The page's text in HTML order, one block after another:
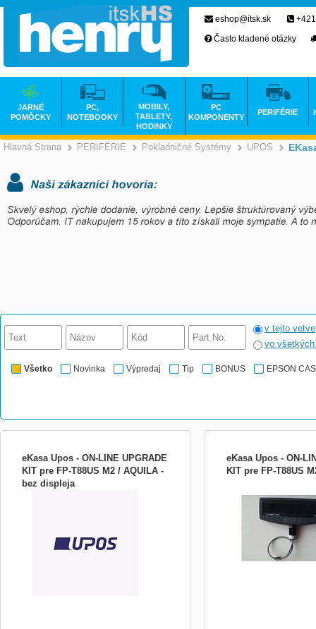
Hlavná Strana >
PERIFÉRIE >
Pokladničné Systémy UPOS
v tejto vetve
vo
Všetko Novinka Výpredaj Tip BONUS EPSON
eKasa Upos - ON-LINE UPGRADE
KIT pre FP-T88US M2 / AQUILA -
bez displeja
TMH6000, TSP650 a RP300 Tak Vám
stačí vymeniť fiškálnu pamäť za toto
eKasa Upos - ON-
KIT pre FP-T88US
PRE NAŠICH
JEDNODUCHÉ
eFT4000. Máte jednu z
termotlačiarní? SRP350,
TMH6000, TSP650 a
stačí vymeniť fiškálnu
chránené dátové
eshop@itsk.sk
Často kladené otázky
JARNÉ
POMÔCKY
PC,
NOTEBOOKY
MOBILY,
TABLETY,
HODINKY
PC
KOMPONENTY
PERIFÉRIE